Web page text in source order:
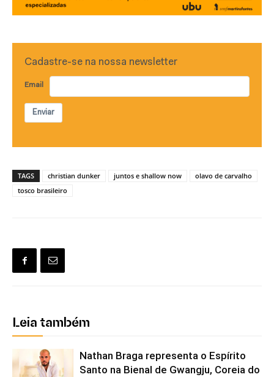
Cadastre-se na nossa newsletter
Email
Enviar
TAGS christian dunker juntos e shallow now
olavo de carvalho
tosco brasileiro
Leia também
Nathan Braga representa o Espírito
Santo na Bienal de Gwangju, Coreia do